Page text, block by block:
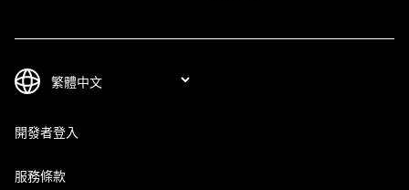
開發者登入
服務條款